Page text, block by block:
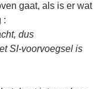
gaat, als is er wat
:
dus
SI-voorvoegsel is